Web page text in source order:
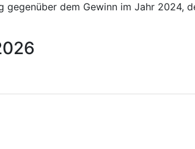
gegenüber dem Gewinn im Jahr 2024,